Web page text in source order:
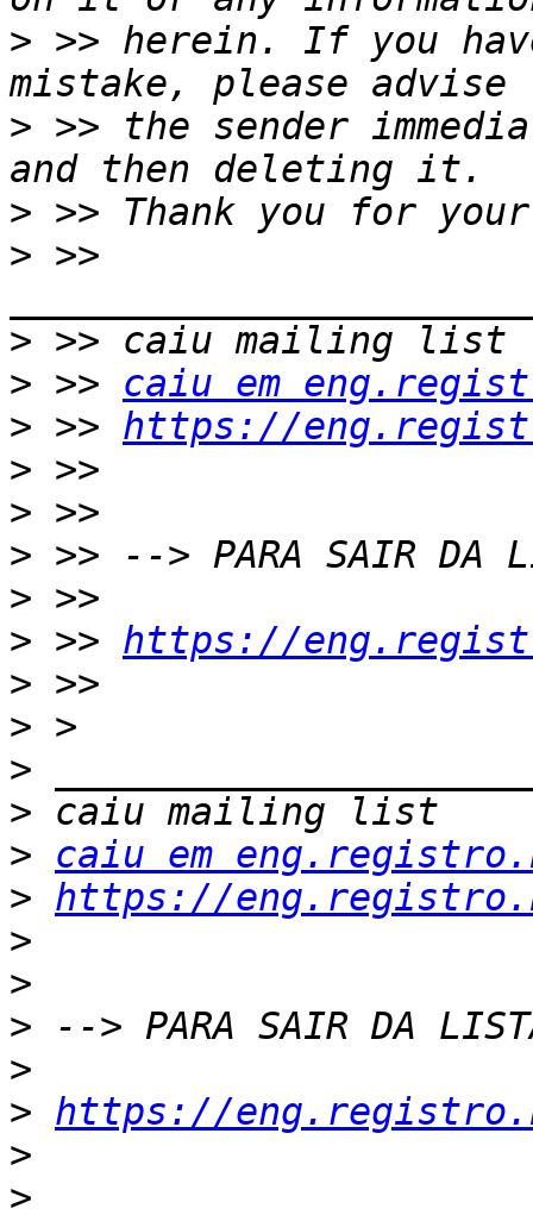
> >> herein. If you
> >> the sender
>
> >>
>
> >> caiu em
> >> https://
>
>
>
>
> >> https://
>
>
>
>
>
caiu em
> https://
>
>
>
>
> https://
>
>